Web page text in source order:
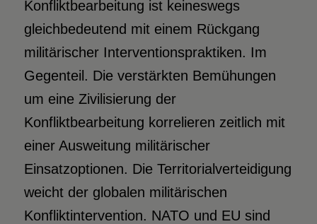
Konfliktbearbeitung ist keineswegs
gleichbedeutend mit einem Rückgang
militärischer Interventionspraktiken. Im
Gegenteil. Die verstärkten Bemühungen
um eine Zivilisierung der
Konfliktbearbeitung korrelieren zeitlich mit
einer Ausweitung militärischer
Einsatzoptionen. Die Territorialverteidigung
weicht der globalen militärischen
Konfliktintervention. NATO und EU sind